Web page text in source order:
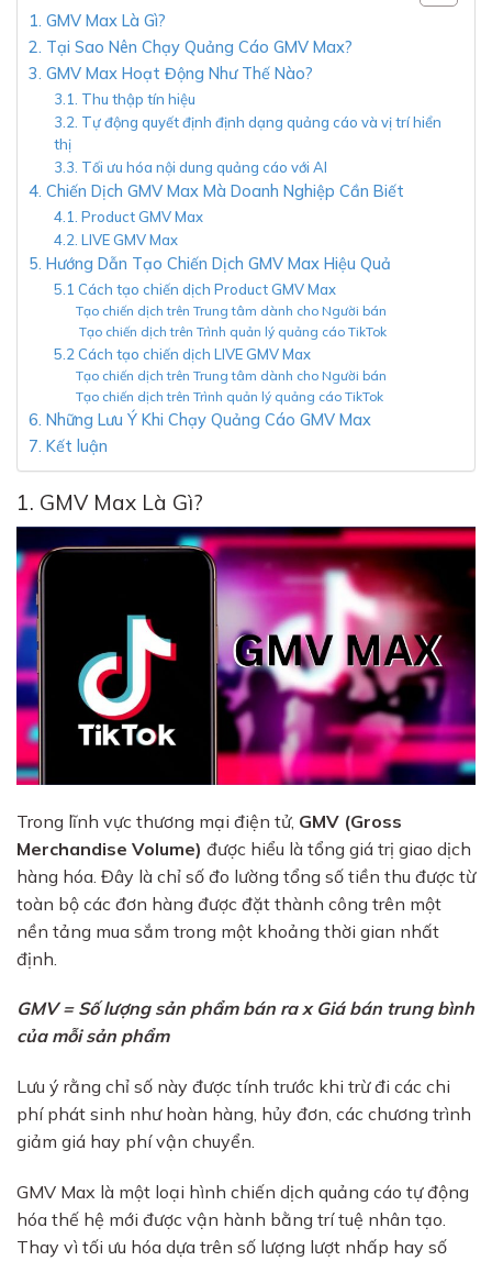
1. GMV Max Là Gì?
2. Tại Sao Nên Chạy Quảng Cáo GMV Max?
3. GMV Max Hoạt Động Như Thế Nào?
3.1. Thu thập tín hiệu
3.2. Tự động quyết định định dạng quảng cáo và vị trí hiển
thị
3.3. Tối ưu hóa nội dung quảng cáo với AI
4. Chiến Dịch GMV Max Mà Doanh Nghiệp Cần Biết
4.1. Product GMV Max
4.2. LIVE GMV Max
5. Hướng Dẫn Tạo Chiến Dịch GMV Max Hiệu Quả
5.1 Cách tạo chiến dịch Product GMV Max
Tạo chiến dịch trên Trung tâm dành cho Người bán
Tạo chiến dịch trên Trình quản lý quảng cáo TikTok
5.2 Cách tạo chiến dịch LIVE GMV Max
Tạo chiến dịch trên Trung tâm dành cho Người bán
Tạo chiến dịch trên Trình quản lý quảng cáo TikTok
6. Những Lưu Ý Khi Chạy Quảng Cáo GMV Max
7. Kết luận
1. GMV Max Là Gì?
Trong lĩnh vực thương mại điện tử, GMV (Gross
Merchandise Volume) được hiểu là tổng giá trị giao dịch
hàng hóa. Đây là chỉ số đo lường tổng số tiền thu được từ
toàn bộ các đơn hàng được đặt thành công trên một
nền tảng mua sắm trong một khoảng thời gian nhất
định.
GMV = Số lượng sản phẩm bán ra x Giá bán trung bình
của mỗi sản phẩm
Lưu ý rằng chỉ số này được tính trước khi trừ đi các chi
phí phát sinh như hoàn hàng, hủy đơn, các chương trình
giảm giá hay phí vận chuyển.
GMV Max là một loại hình chiến dịch quảng cáo tự động
hóa thế hệ mới được vận hành bằng trí tuệ nhân tạo.
Thay vì tối ưu hóa dựa trên số lượng lượt nhấp hay số